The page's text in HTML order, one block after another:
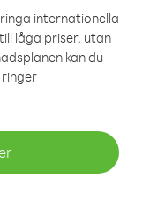
internationella
låga priser, utan
kan du